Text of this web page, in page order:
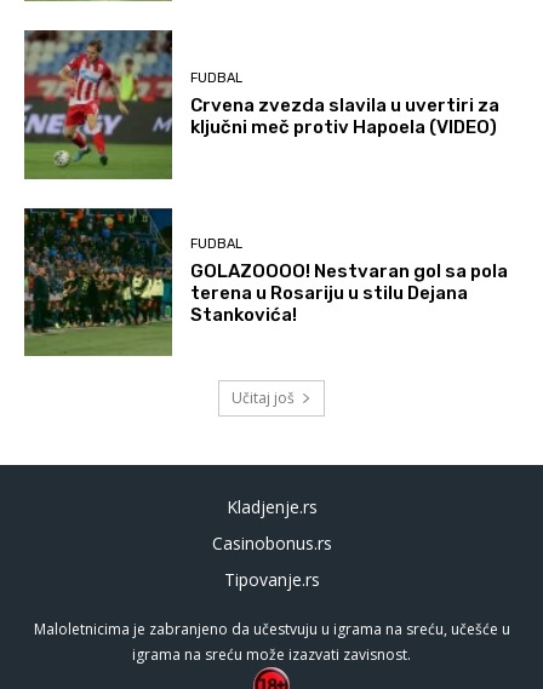
FUDBAL
Crvena zvezda slavila u uvertiri za
ključni meč protiv Hapoela (VIDEO)
FUDBAL
GOLAZOOOO! Nestvaran gol sa pola
terena u Rosariju u stilu Dejana
Stankovića!
Učitaj još
Kladjenje.rs
Casinobonus.rs
Tipovanje.rs
Maloletnicima je zabranjeno da učestvuju u igrama na sreću, učešće u
igrama na sreću može izazvati zavisnost.